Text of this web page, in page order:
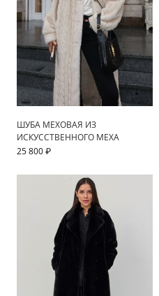
ШУБА МЕХОВАЯ ИЗ
ИСКУССТВЕННОГО МЕХА
25 800 ₽